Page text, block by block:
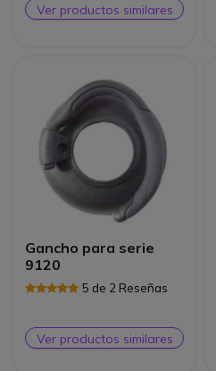
Ver productos similares
Gancho para serie
9120
5 de 2 Reseñas
Ver productos similares